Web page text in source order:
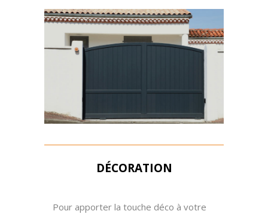
DÉCORATION
Pour apporter la touche déco à votre